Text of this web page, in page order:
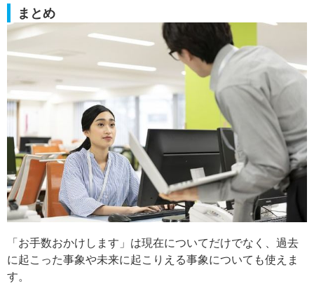
まとめ
「お手数おかけします」は現在についてだけでなく、過去
に起こった事象や未来に起こりえる事象についても使えま
す。